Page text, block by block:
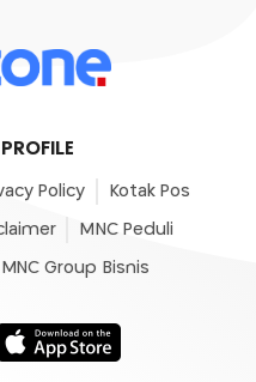
Policy Kotak Pos
MNC Peduli
MNC Group Bisnis